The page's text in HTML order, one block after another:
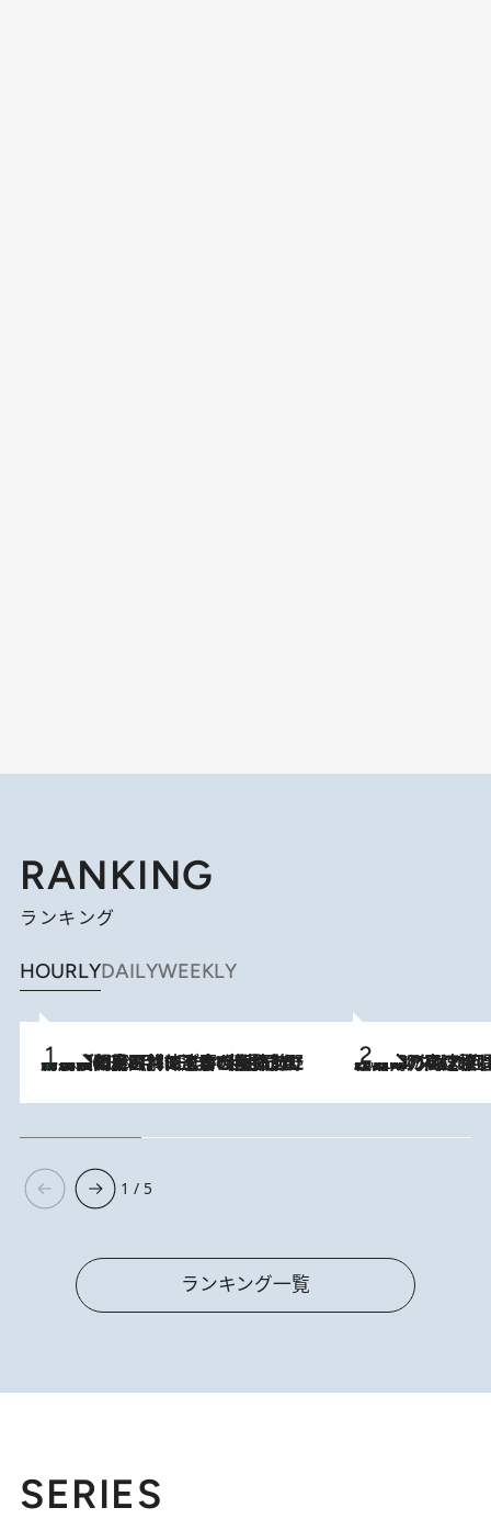
RANKING
ランキング
HOURLYDAILYWEEKLY
2026.8.8
「最後に見られてよかった」上野動物園の東園パンダ舎が解体前に特別公開。8月16日まで延長されたパネル展と共に辿る“半世紀”のパンダ飼育《解体工事の図面あり》 2026.8.7
「湘南乃風に憧れて」観客大盛上がりの“タオル回し”に、ラッパー顔負けの高速歌唱まで…さだまさし（74）のアグレッシブすぎる現在地
1 / 5
ランキング一覧
SERIES